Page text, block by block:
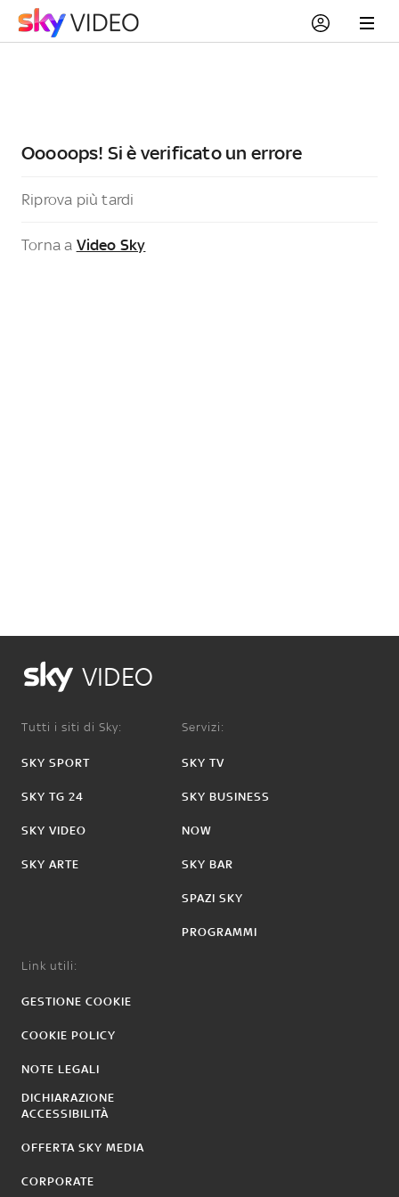
Ooooops! Si è verificato un errore
Riprova più tardi
Torna a Video Sky
VIDEO
Tutti i siti di Sky:
SKY SPORT
SKY TG 24
SKY VIDEO
SKY ARTE
Servizi:
SKY TV
SKY BUSINESS
NOW
SKY BAR
SPAZI SKY
PROGRAMMI
Link utili:
GESTIONE COOKIE
COOKIE POLICY
NOTE LEGALI
DICHIARAZIONE
ACCESSIBILITÀ
OFFERTA SKY MEDIA
CORPORATE